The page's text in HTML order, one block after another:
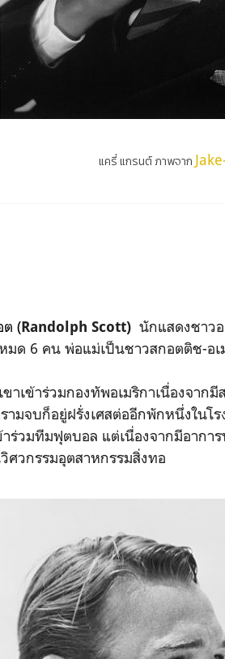
แครี่ แกรนต์ ภาพจาก
ต (Randolph Scott) นักแสดงชาว
ด 6 คน พ่อแม่เป็นชาวสกอตติช-อเ
ข้าร่วมกองทัพอเมริกาเนื่องจากมี
ามจบก็อยู่ฝรั่งเศสต่ออีกพักหนึ่งในโ
ร่วมทีมฟุตบอล แต่เนื่องจากมีอากา
ศวกรรมอุตสาหกรรมสิ่งทอ